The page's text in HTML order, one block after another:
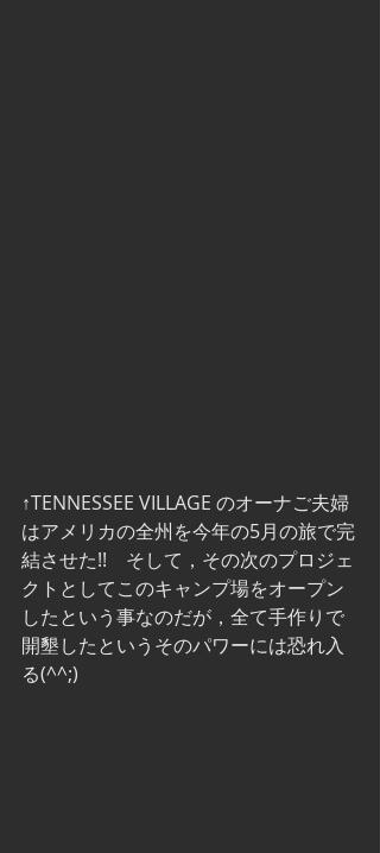
↑TENNESSEE VILLAGE のオーナご夫婦
はアメリカの全州を今年の5月の旅で完
結させた!!　そして，その次のプロジェ
クトとしてこのキャンプ場をオープン
したという事なのだが，全て手作りで
開墾したというそのパワーには恐れ入
る(^^;)